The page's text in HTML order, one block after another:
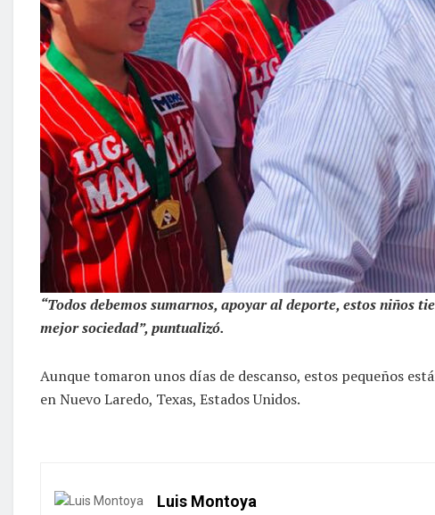
“Todos debemos sumarnos, apoyar al deporte, estos niños
mejor sociedad”, puntualizó.
Aunque tomaron unos días de descanso, estos pequeños
en Nuevo Laredo, Texas, Estados Unidos.
Luis Montoya